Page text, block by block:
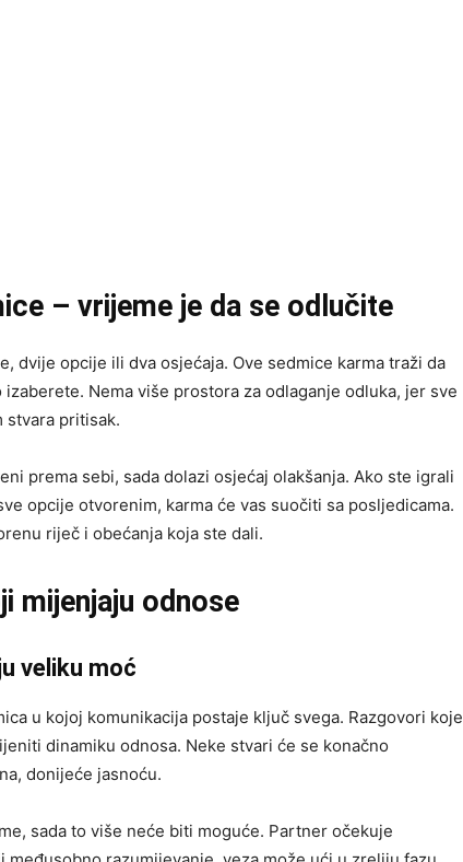
– vrijeme je da se odlučite
dvije opcije ili dva osjećaja. Ove sedmice karma traži da
Nema više prostora za odlaganje odluka, jer sve
stvara pritisak.
prema sebi, sada dolazi osjećaj olakšanja. Ako ste igrali
opcije otvorenim, karma će vas suočiti sa posljedicama.
riječ i obećanja koja ste dali.
mijenjaju odnose
veliku moć
u kojoj komunikacija postaje ključ svega. Razgovori koje
dinamiku odnosa. Neke stvari će se konačno
donijeće jasnoću.
sada to više neće biti moguće. Partner očekuje